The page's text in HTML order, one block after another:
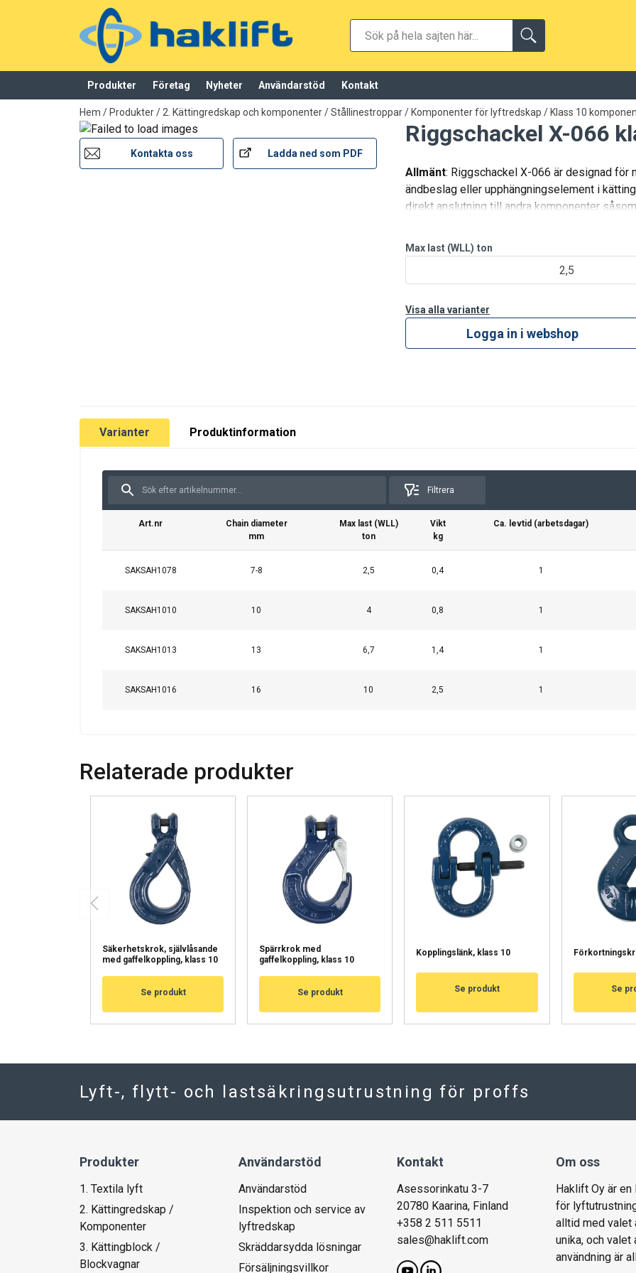
Produkter Företag Nyheter Användarstöd Kontakt
tillagd i varukorg
Hem / Produkter/ 2. Kättingredskap och komponenter / Stållinestroppar/ Komponenter för lyftredskap / Klass 10
Riggschackel X-066
Kontakta oss Ladda ned som PDF
Allmänt: Riggschackel X-066 är designad för
ändbeslag eller upphängningselement i
direkt anslutning till andra komponenter
Max last (WLL) ton
2,5
Visa alla varianter
Logga in i webshop
Varianter Produktinformation
Filtrera
Art.nr
Chain diameter
mm
Max last (WLL)
ton
Vikt
kg
Ca. levtid (arbetsdagar)
SAKSAH1078 7-8 2,5 0,4 1
SAKSAH1010 10 4 0,8 1
SAKSAH1013 13 6,7 1,4 1
SAKSAH1016 16 10 2,5 1
Arbetstemperatur:
Ytbehandling:
Standard:
Säkerhetsfaktor:
Klass:
Relaterade produkter
Säkerhetskrok, självlåsande
med gaffelkoppling, klass 10
Se produkt
Spärrkrok med
gaffelkoppling, klass 10
Se produkt
Kopplingslänk, klass 10
Se produkt Se
Lyft-, flytt- och lastsäkringsutrustning för proffs
Produkter
1. Textila lyft
2. Kättingredskap /
Komponenter
3. Kättingblock /
Blockvagnar
Användarstöd
Användarstöd
Inspektion och service av
lyftredskap
Skräddarsydda lösningar
Försäljningsvillkor
Kontakt
Asessorinkatu 3-7
20780 Kaarina, Finland
+358 2 511 5511
sales@haklift.com
Om oss
Haklift Oy är
för
alltid med valet
unika, och
användning är
Tämä sivusto käyttää evästeitä
Käytämme evästeitä sisällön, mainosten personointiin ja liikenteemme analysointiin.
tietoja sivustomme käytöstäsi mainos- ja analytiikkakumppaneidemme kanssa, jotka
muihin tietoihin, jotka olet heille antanut tai joita he ovat keränneet käyttäessäsi
Tietosuojakäytäntö
Ehdottomasti
välttämättömät
Suorituskyvylliset Kohdentavat Toiminnalliset
NÄYTÄ TIEDOT